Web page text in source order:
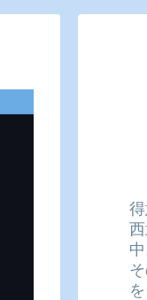
中
を